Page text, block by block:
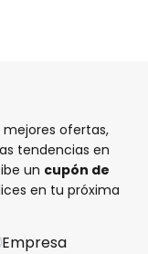
ofertas,
tendencias en
un cupón de
en tu próxima
Empresa